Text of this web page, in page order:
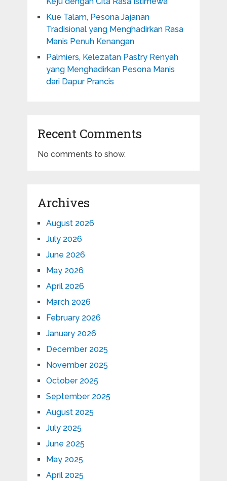
Kue Talam, Pesona Jajanan
Tradisional yang Menghadirkan Rasa
Manis Penuh Kenangan
Palmiers, Kelezatan Pastry Renyah
yang Menghadirkan Pesona Manis
dari Dapur Prancis
Recent Comments
No comments to show.
Archives
August 2026
July 2026
June 2026
May 2026
April 2026
March 2026
February 2026
January 2026
December 2025
November 2025
October 2025
September 2025
August 2025
July 2025
June 2025
May 2025
April 2025